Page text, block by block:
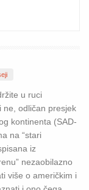
u ruci
ne, odličan presjek
kontinenta (SAD-
na “stari
iz
nezaobilazno
više o američkim i